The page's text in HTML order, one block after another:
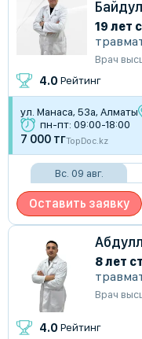
19 лет
Врач
4.0 Рейтинг
ул. Манаса, 53а, Алматы
пн-пт: 09:00-18:00
7 000 тгTopDoc.kz
Вс. 09 авг.
Оставить заявку
8 лет
Врач
4.0 Рейтинг